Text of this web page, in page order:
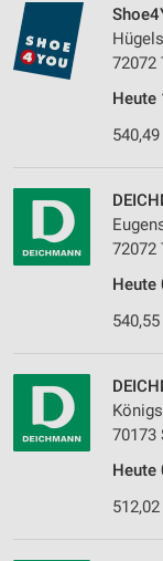
72072
Heute
72072
Heute
70173
Heute